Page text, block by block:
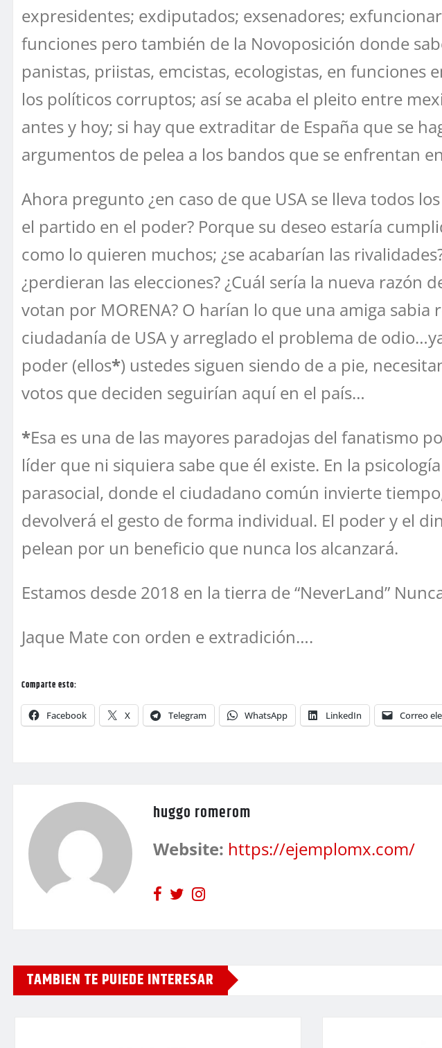
expresidentes; exdiputados; exsenadores;
funciones pero también de la Novoposición donde
panistas, priistas, emcistas, ecologistas, en
los políticos corruptos; así se acaba el pleito entre
antes y hoy; si hay que extraditar de España que se
argumentos de pelea a los bandos que se enfrentan
Ahora pregunto ¿en caso de que USA se lleva todos
el partido en el poder? Porque su deseo estaría
como lo quieren muchos; ¿se acabarían las
¿perdieran las elecciones? ¿Cuál sería la nueva razón
votan por MORENA? O harían lo que una amiga
ciudadanía de USA y arreglado el problema de
poder (ellos*) ustedes siguen siendo de a pie,
votos que deciden seguirían aquí en el país…
*Esa es una de las mayores paradojas del fanatismo
líder que ni siquiera sabe que él existe. En la
parasocial, donde el ciudadano común invierte
devolverá el gesto de forma individual. El poder y el
pelean por un beneficio que nunca los alcanzará.
Estamos desde 2018 en la tierra de “NeverLand”
Jaque Mate con orden e extradición….
Comparte esto:
Facebook X Telegram WhatsApp LinkedIn Correo
huggo romerom
Website: https://ejemplomx.com/
TAMBIEN TE PUIEDE INTERESAR